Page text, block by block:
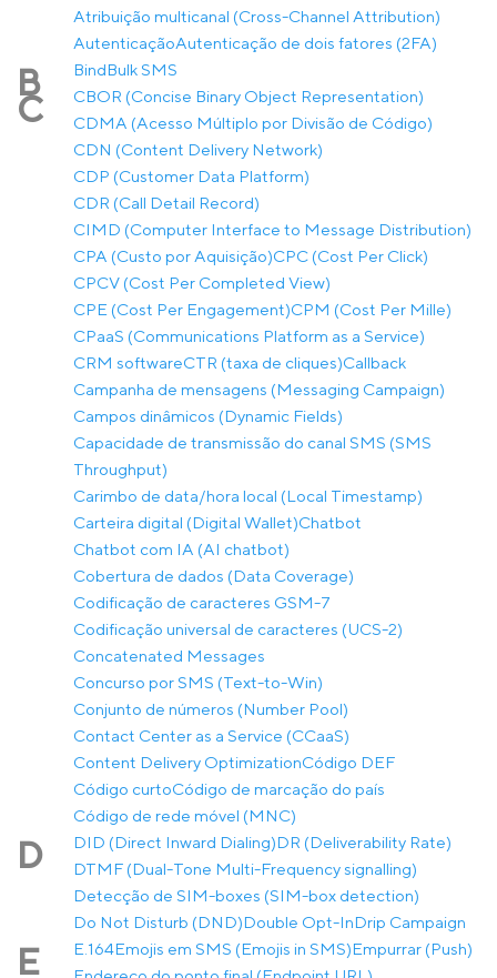
Atribuição multicanal (Cross-Channel Attribution)
AutenticaçãoAutenticação de dois fatores (2FA)
B BindBulk SMS
C
CBOR (Concise Binary Object Representation)
CDMA (Acesso Múltiplo por Divisão de Código)
CDN (Content Delivery Network)
CDP (Customer Data Platform)
CDR (Call Detail Record)
CIMD (Computer Interface to Message Distribution)
CPA (Custo por Aquisição)CPC (Cost Per Click)
CPCV (Cost Per Completed View)
CPE (Cost Per Engagement)CPM (Cost Per Mille)
CPaaS (Communications Platform as a Service)
CRM softwareCTR (taxa de cliques)Callback
Campanha de mensagens (Messaging Campaign)
Campos dinâmicos (Dynamic Fields)
Capacidade de transmissão do canal SMS (SMS
Throughput)
Carimbo de data/hora local (Local Timestamp)
Carteira digital (Digital Wallet)Chatbot
Chatbot com IA (AI chatbot)
Cobertura de dados (Data Coverage)
Codificação de caracteres GSM-7
Codificação universal de caracteres (UCS-2)
Concatenated Messages
Concurso por SMS (Text-to-Win)
Conjunto de números (Number Pool)
Contact Center as a Service (CCaaS)
Content Delivery OptimizationCódigo DEF
Código curtoCódigo de marcação do país
Código de rede móvel (MNC)
D DID (Direct Inward Dialing)DR (Deliverability Rate)
DTMF (Dual-Tone Multi-Frequency signalling)
Detecção de SIM-boxes (SIM-box detection)
Do Not Disturb (DND)Double Opt-InDrip Campaign
E E.164Emojis em SMS (Emojis in SMS)Empurrar (Push)